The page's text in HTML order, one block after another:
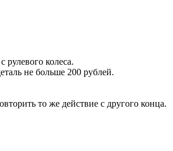
рулевого колеса.
не больше 200 рублей.
то же действие с другого конца.